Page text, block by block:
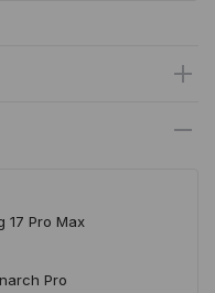
17 Pro Max
Pro